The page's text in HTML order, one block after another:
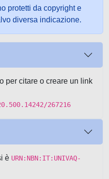
protetti da copyright e
diversa indicazione.
per citare o creare un link
267216
è URN:NBN:IT:UNIVAQ-